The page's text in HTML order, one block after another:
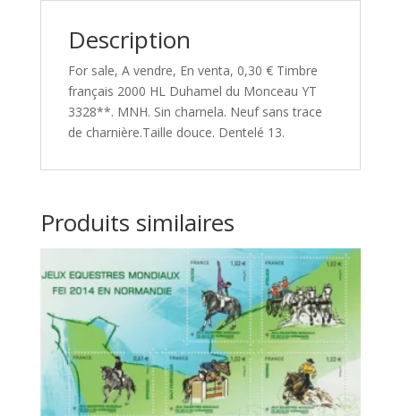
Description
For sale, A vendre, En venta, 0,30 € Timbre
français 2000 HL Duhamel du Monceau YT
3328**. MNH. Sin charnela. Neuf sans trace
de charnière.Taille douce. Dentelé 13.
Produits similaires